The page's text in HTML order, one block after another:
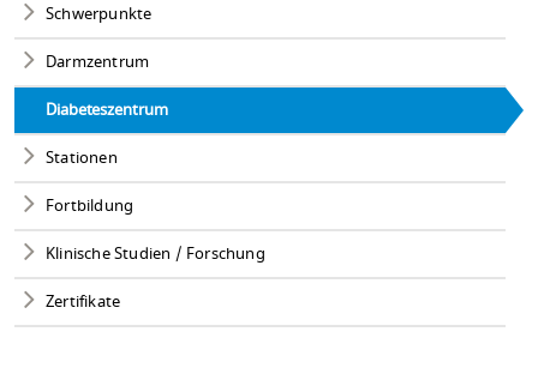
Schwerpunkte
Darmzentrum
Diabeteszentrum
Stationen
Fortbildung
Klinische Studien / Forschung
Zertifikate